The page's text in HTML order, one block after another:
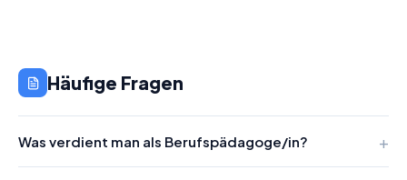
Häufige Fragen
Was verdient man als Berufspädagoge/in?